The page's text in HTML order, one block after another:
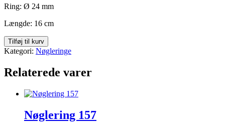
Ring: Ø 24 mm
Længde: 16 cm
Nøglering
123
Tilføj til kurv
Kategori: Nøgleringe
Relaterede varer
Nøglering 157